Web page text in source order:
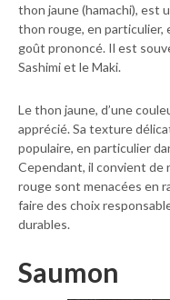
thon jaune (hamachi), est
thon rouge, en particulier,
goût prononcé. Il est
Sashimi et le Maki.
Le thon jaune, d’une
apprécié. Sa texture
populaire, en particulier
Cependant, il convient de
rouge sont menacées en
faire des choix
durables.
Saumon